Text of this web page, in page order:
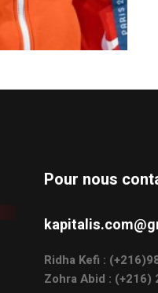
Pour nous
Ridha Kefi :
Zohra Abid : (+216)